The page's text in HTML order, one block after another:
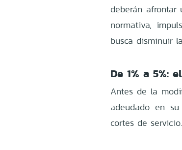
deberán
normativa,
busca disminuir
De 1% a 5%:
Antes de la
adeudado en
cortes de servicio.